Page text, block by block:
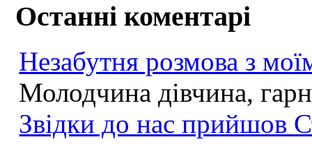
Останні коментарі
Незабутня розмова з
Молодчина дівчина,
Звідки до нас прийшов